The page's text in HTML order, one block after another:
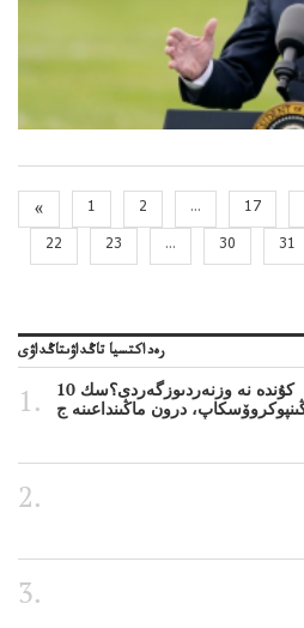
« 1 2 ... 17
22
23 ... 30 31
رەداكتسيا تاڭداۋىتاڭداۋى
10 كۇندە نە وزنەردىوزگەردى؟سك